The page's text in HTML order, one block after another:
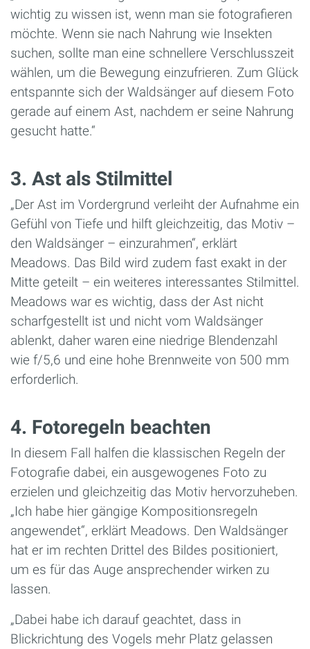
wichtig zu wissen ist, wenn man sie fotografieren
möchte. Wenn sie nach Nahrung wie Insekten
suchen, sollte man eine schnellere Verschlusszeit
wählen, um die Bewegung einzufrieren. Zum Glück
entspannte sich der Waldsänger auf diesem Foto
gerade auf einem Ast, nachdem er seine Nahrung
gesucht hatte.“
3. Ast als Stilmittel
„Der Ast im Vordergrund verleiht der Aufnahme ein
Gefühl von Tiefe und hilft gleichzeitig, das Motiv –
den Waldsänger – einzurahmen“, erklärt
Meadows. Das Bild wird zudem fast exakt in der
Mitte geteilt – ein weiteres interessantes Stilmittel.
Meadows war es wichtig, dass der Ast nicht
scharfgestellt ist und nicht vom Waldsänger
ablenkt, daher waren eine niedrige Blendenzahl
wie f/5,6 und eine hohe Brennweite von 500 mm
erforderlich.
4. Fotoregeln beachten
In diesem Fall halfen die klassischen Regeln der
Fotografie dabei, ein ausgewogenes Foto zu
erzielen und gleichzeitig das Motiv hervorzuheben.
„Ich habe hier gängige Kompositionsregeln
angewendet“, erklärt Meadows. Den Waldsänger
hat er im rechten Drittel des Bildes positioniert,
um es für das Auge ansprechender wirken zu
lassen.
„Dabei habe ich darauf geachtet, dass in
Blickrichtung des Vogels mehr Platz gelassen